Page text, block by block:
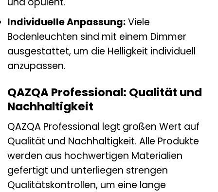
Individuelle Anpassung:Viele
Bodenleuchten sind mit einem Dimmer
ausgestattet, um die Helligkeit individuell
anzupassen.
QAZQA Professional: Qualität und
Nachhaltigkeit
QAZQA Professional legt großen Wert auf
Qualität und Nachhaltigkeit. Alle Produkte
werden aus hochwertigen Materialien
gefertigt und unterliegen strengen
Qualitätskontrollen, um eine lange